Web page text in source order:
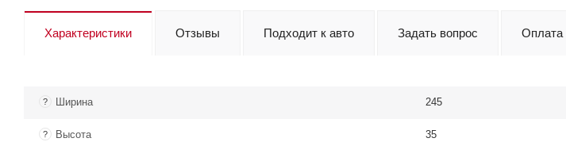
Характеристики Отзывы Подходит к авто Задать вопрос Оплата
? Ширина 245
? Высота 35